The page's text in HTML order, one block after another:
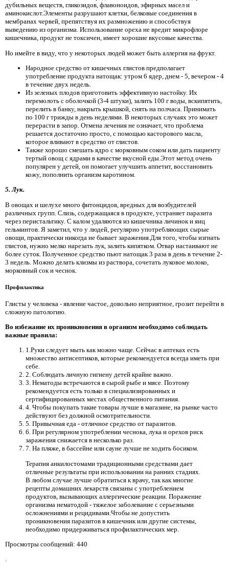
дубильных веществ, гликозидов, флавоноидов, эфирных масел и
аминокислот.Элементы разрушают клетки, белковые соединения в
мембранах червей, препятствуя их размножению и способствуя
выведению из организма. Использование ореха не вредит микрофлоре
кишечника, продукт не токсичен, имеет хорошие вкусовые качества.
Но имейте в виду, что у некоторых людей может быть аллергия на фрукт.
Народное средство от кишечных глистов предполагает
употребление продукта натощак: утром 6 ядер, днем ​​- 5, вечером - 4
в течение двух недель.
Из зеленых плодов приготовить эффективную настойку. Их
перемолоть с оболочкой (3-4 штуки), залить 100 г воды, вскипятить,
перелить в банку, накрыть крышкой, снять на полчаса. Принимать
по 100 г трижды в день неделями. В некоторых случаях это может
перерасти в запор. Отмена лечения не означает, что проблема
решается достаточно просто, с помощью касторового масла,
которое вливают в средство от глистов.
Также хорошо смешать ядро ​​с морковным соком или дать пациенту
тертый овощ с ядрами в качестве вкусной еды.Этот метод очень
популярен у детей, он помогает улучшить аппетит, восстановить
кожу, пополнить организм каротином.
5. Лук.
В овощах и шелухе много фитонцидов, вредных для возбудителей
различных групп. Слизь, содержащаяся в продукте, устраняет паразита
через перистальтику. С калом удаляются из кишечника личинок и яиц
гельминтов. Я заметил, что у людей, регулярно употребляющих сырые
овощи, практически никогда не бывает заражения.Для того, чтобы изгнать
глистов, нужно мелко нарезать лук, залить кипятком. Отвар настаивают не
более суток. Полученное средство пьют натощак 3 раза в день в течение 2-
3 недель. Можно делать клизмы из раствора, сочетать луковое молоко,
морковный сок и чеснок.
Профилактика
Глисты у человека - явление частое, довольно неприятное, грозит перейти в
сложную патологию.
Во избежание их проникновения в организм необходимо соблюдать
важные правила:
1.Руки следует мыть как можно чаще. Сейчас в аптеках есть
множество антисептиков, которые рекомендуется всегда иметь при
себе.
2. Соблюдать личную гигиену детей крайне важно.
3. Нематоды встречаются в сырой рыбе и мясе. Поэтому
рекомендуется есть только в специализированных и
сертифицированных местах общественного питания.
4. Чтобы покупать такие товары лучше в магазине, на рынке часто
действуют без должной осмотрительности.
5. Привычная еда - отличное средство от паразитов.
6. При регулярном употреблении чеснока, лука и орехов риск
заражения снижается в несколько раз.
7. На пляже, в бассейне или сауне лучше не ходить босиком.
Терапия анкилостомами традиционными средствами дает
отличные результаты при использовании на ранних стадиях.
В любом случае лучше обратиться к врачу, так как многие
рецепты домашних лекарств связаны с употреблением
продуктов, вызывающих аллергические реакции. Поражение
организма нематодой - тяжелое заболевание с серьезными
осложнениями и рецидивами.Чтобы не допустить
проникновения паразитов в кишечник или другие системы,
необходимо придерживаться профилактических мер.
Просмотры сообщений: 440
.